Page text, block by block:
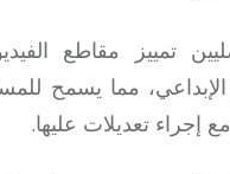
تمييز مقاطع
مما يسمح
إجراء تعديلات عليها.